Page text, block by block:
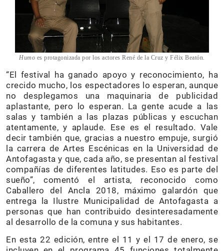
Humo es protagonizada por los actores René de la Cruz y Félix Beatón.
“El festival ha ganado apoyo y reconocimiento, ha
crecido mucho, los espectadores lo esperan, aunque
no desplegamos una maquinaria de publicidad
aplastante, pero lo esperan. La gente acude a las
salas y también a las plazas públicas y escuchan
atentamente, y aplaude. Ese es el resultado. Vale
decir también que, gracias a nuestro empuje, surgió
la carrera de Artes Escénicas en la Universidad de
Antofagasta y que, cada año, se presentan al festival
compañías de diferentes latitudes. Eso es parte del
sueño”, comentó el artista, reconocido como
Caballero del Ancla 2018, máximo galardón que
entrega la Ilustre Municipalidad de Antofagasta a
personas que han contribuido desinteresadamente
al desarrollo de la comuna y sus habitantes.
En esta 22 edición, entre el 11 y el 17 de enero, se